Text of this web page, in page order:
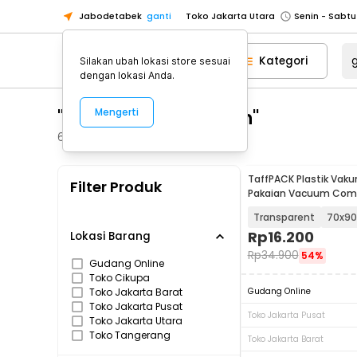
Jabodetabek ganti Toko Jakarta Utara
Toko Tangerang
Toko Cikupa
Pick n Go Jakarta Barat
Senin -
Pick n Go Bekasi
Senin -
Toko Jakarta Barat
Senin -
Toko Tangerang
Senin -
Senin - Jumat
Senin - Jumat
Kategori
"gantungan pakaian"
621
Filter Produk
Lokasi Barang
Gudang Online
Toko Cikupa
Toko Jakarta Barat
Toko Jakarta Pusat
Toko Jakarta Utara
Toko Tangerang
TaffPACK Plastik
Pakaian Vacuum
Transparent
Rp16.200
Rp34.900 54%
Gudang Online
Toko Jakarta Pusat
Toko Jakarta Barat
Silakan ubah lokasi store sesuai
dengan lokasi Anda.
Mengerti